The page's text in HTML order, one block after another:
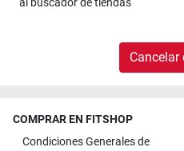
Cancelar
COMPRAR EN FITSHOP
Condiciones Generales de